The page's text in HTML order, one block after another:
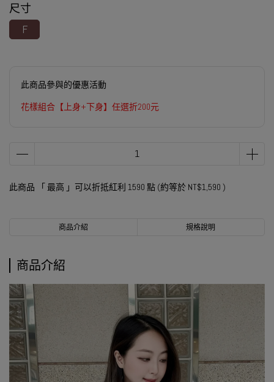
尺寸
F
此商品參與的優惠活動
花樣組合【上身+下身】任選折200元
此商品 「 最高 」可以折抵紅利 1590 點 (約等於 NT$1,590 )
商品介紹 規格說明
商品介紹